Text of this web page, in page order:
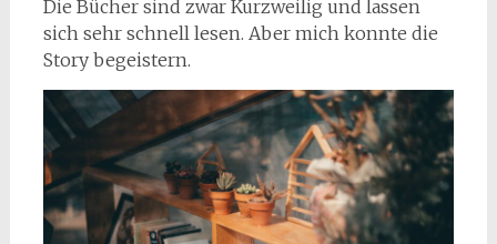
Die Bücher sind zwar Kurzweilig und lassen
sich sehr schnell lesen. Aber mich konnte die
Story begeistern.